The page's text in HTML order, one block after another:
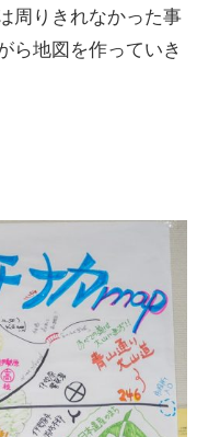
周りきれなかった事
ら地図を作っていき